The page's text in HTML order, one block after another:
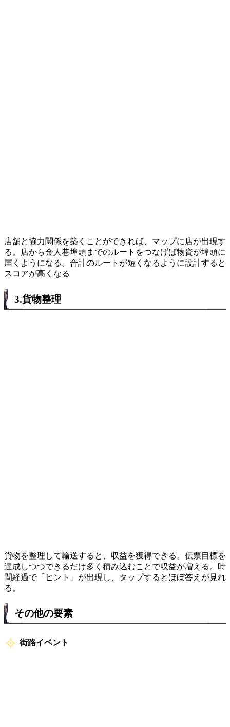
店舗と協力関係を築くことができれば、マップに店が出現す
る。店から金人巷埠頭までのルートをつなげば物資が埠頭に
届くようになる。合計のルートが短くなるように設計すると
スコアが高くなる
3.貨物整理
貨物を整理して輸送すると、収益を獲得できる。伝票目標を
達成しつつできるだけ多く積み込むことで収益が増える。時
間経過で「ヒント」が出現し、タップするとほぼ答えが見れ
る。
その他の要素
街路イベント